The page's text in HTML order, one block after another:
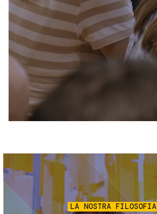
Servizi e accessibilità
Contatti
FAQ
Biglietti
Immagine
LA NOSTRA FILOSOFIA